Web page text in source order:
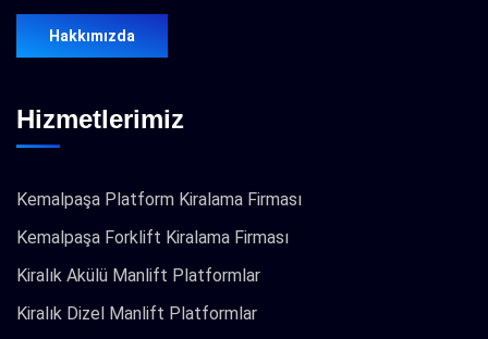
Hakkımızda
Hizmetlerimiz
Kemalpaşa Platform Kiralama Firması
Kemalpaşa Forklift Kiralama Firması
Kiralık Akülü Manlift Platformlar
Kiralık Dizel Manlift Platformlar